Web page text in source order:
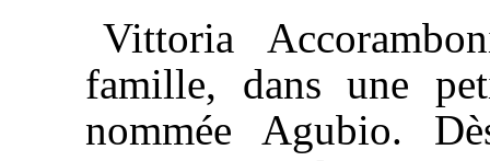
Vittoria
famille, dans une
nommée Agubio.